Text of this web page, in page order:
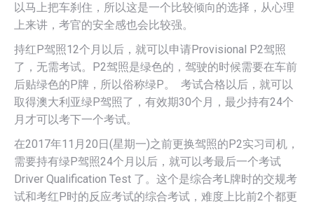
以马上把车刹住，所以这是一个比较倾向的选择，从心理
上来讲，考官的安全感也会比较强。
持红P驾照12个月以后，就可以申请Provisional P2驾照
了，无需考试。P2驾照是绿色的，驾驶的时候需要在车前
后贴绿色的P牌，所以俗称绿P。 考试合格以后，就可以
取得澳大利亚绿P驾照了，有效期30个月，最少持有24个
月才可以考下一个考试。
在2017年11月20日(星期一)之前更换驾照的P2实习司机，
需要持有绿P驾照24个月以后，就可以考最后一个考试
Driver Qualification Test 了。这个是综合考L牌时的交规考
试和考红P时的反应考试的综合考试，难度上比前2个都更